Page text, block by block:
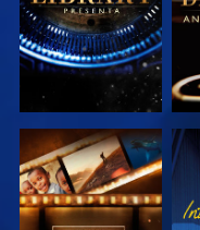
ESPLORA LE
SERIE